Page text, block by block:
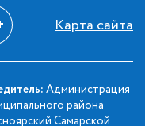
Карта сайта
Администрация
района
Самарской